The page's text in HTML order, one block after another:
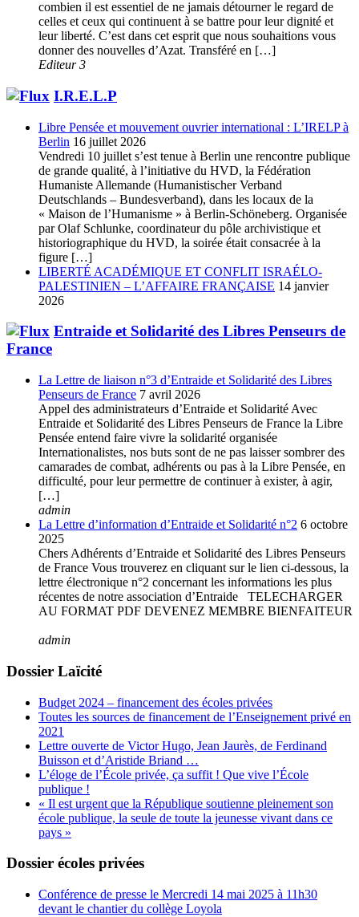
combien il est essentiel de ne jamais détourner le regard de
celles et ceux qui continuent à se battre pour leur dignité et
leur liberté. C’est dans cet esprit que nous souhaitions vous
donner des nouvelles d’Azat. Transféré en […]
Editeur 3
I.R.E.L.P
Libre Pensée et mouvement ouvrier international : L’IRELP à
Berlin 16 juillet 2026
Vendredi 10 juillet s’est tenue à Berlin une rencontre publique
de grande qualité, à l’initiative du HVD, la Fédération
Humaniste Allemande (Humanistischer Verband
Deutschlands – Bundesverband), dans les locaux de la
« Maison de l’Humanisme » à Berlin-Schöneberg. Organisée
par Olaf Schlunke, coordinateur du pôle archivistique et
historiographique du HVD, la soirée était consacrée à la
figure […]
LIBERTÉ ACADÉMIQUE ET CONFLIT ISRAÉLO-
PALESTINIEN – L’AFFAIRE FRANÇAISE 14 janvier
2026
Entraide et Solidarité des Libres Penseurs de
France
La Lettre de liaison n°3 d’Entraide et Solidarité des Libres
Penseurs de France 7 avril 2026
Appel des administrateurs d’Entraide et Solidarité Avec
Entraide et Solidarité des Libres Penseurs de France la Libre
Pensée entend faire vivre la solidarité organisée
Internationalistes, nos buts sont de ne pas laisser sombrer des
camarades de combat, adhérents ou pas à la Libre Pensée, en
difficulté, pour leur permettre de continuer à exister, à agir,
[…]
admin
La Lettre d’information d’Entraide et Solidarité n°2 6 octobre
2025
Chers Adhérents d’Entraide et Solidarité des Libres Penseurs
de France Vous trouverez en cliquant sur le lien ci-dessous, la
lettre électronique n°2 concernant les informations les plus
récentes de notre association d’Entraide TELECHARGER
AU FORMAT PDF DEVENEZ MEMBRE BIENFAITEUR
admin
Dossier Laïcité
Budget 2024 – financement des écoles privées
Toutes les sources de financement de l’Enseignement privé en
2021
Lettre ouverte de Victor Hugo, Jean Jaurès, de Ferdinand
Buisson et d’Aristide Briand …
L’éloge de l’École privée, ça suffit ! Que vive l’École
publique !
« Il est urgent que la République soutienne pleinement son
école publique, la seule de toute la jeunesse vivant dans ce
pays »
Dossier écoles privées
Conférence de presse le Mercredi 14 mai 2025 à 11h30
devant le chantier du collège Loyola